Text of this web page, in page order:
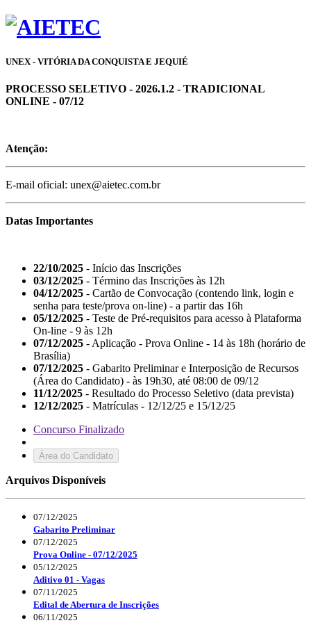
UNEX - VITÓRIA DA CONQUISTA E JEQUIÉ
PROCESSO SELETIVO - 2026.1.2 - TRADICIONAL
ONLINE - 07/12
Atenção:
E-mail oficial: unex@aietec.com.br
Datas Importantes
22/10/2025 - Início das Inscrições
03/12/2025 - Término das Inscrições às 12h
04/12/2025 - Cartão de Convocação (contendo link, login e
senha para teste/prova on-line) - a partir das 16h
05/12/2025 - Teste de Pré-requisitos para acesso à Plataforma
On-line - 9 às 12h
07/12/2025 - Aplicação - Prova Online - 14 às 18h (horário de
Brasília)
07/12/2025 - Gabarito Preliminar e Interposição de Recursos
(Área do Candidato) - às 19h30, até 08:00 de 09/12
11/12/2025 - Resultado do Processo Seletivo (data prevista)
12/12/2025 - Matrículas - 12/12/25 e 15/12/25
Concurso Finalizado
Área do Candidato
Arquivos Disponíveis
07/12/2025
Gabarito Preliminar
07/12/2025
Prova Online - 07/12/2025
05/12/2025
Aditivo 01 - Vagas
07/11/2025
Edital de Abertura de Inscrições
06/11/2025